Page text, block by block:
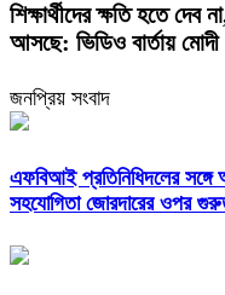
শিক্ষার্থীদের ক্ষতি হতে
আসছে: ভিডিও বার্তায় মোদী
জনপ্রিয় সংবাদ
এফবিআই প্রতিনিধিদলের
সহযোগিতা জোরদারের ওপর